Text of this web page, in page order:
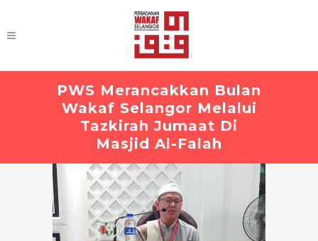
PWS Merancakkan Bulan
Wakaf Selangor Melalui
Tazkirah Jumaat Di
Masjid Al-Falah